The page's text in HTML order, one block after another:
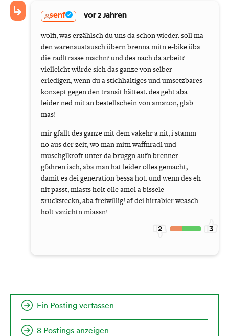
senf vor 2 Jahren
wolfi, was erzählsch du uns da schon wieder. soll ma
den warenaustausch übern brenna mitn e-bike üba
die radltrasse machn? und des nach da arbeit?
vielleicht würde sich das ganze von selber
erledigen, wenn du a stichhaltiges und umsetzbares
konzept gegen den transit hättest. des geht aba
leider ned mit an bestellschein von amazon, glab
mas!
mir gfallt des ganze mit dem vakehr a nit, i stamm
no aus der zeit, wo man mitn waffnradl und
muschglkroft unter da bruggn aufn brenner
gfahren isch, aba man hat leider olles gemacht,
damit es dei generation bessa hot. und wenn des eh
nit passt, miasts holt olle amol a bissele
zrucksteckn, aba freiwillig! af dei hirtabier weasch
holt vazichtn miassn!
2 3
Ein Posting verfassen
8 Postings anzeigen